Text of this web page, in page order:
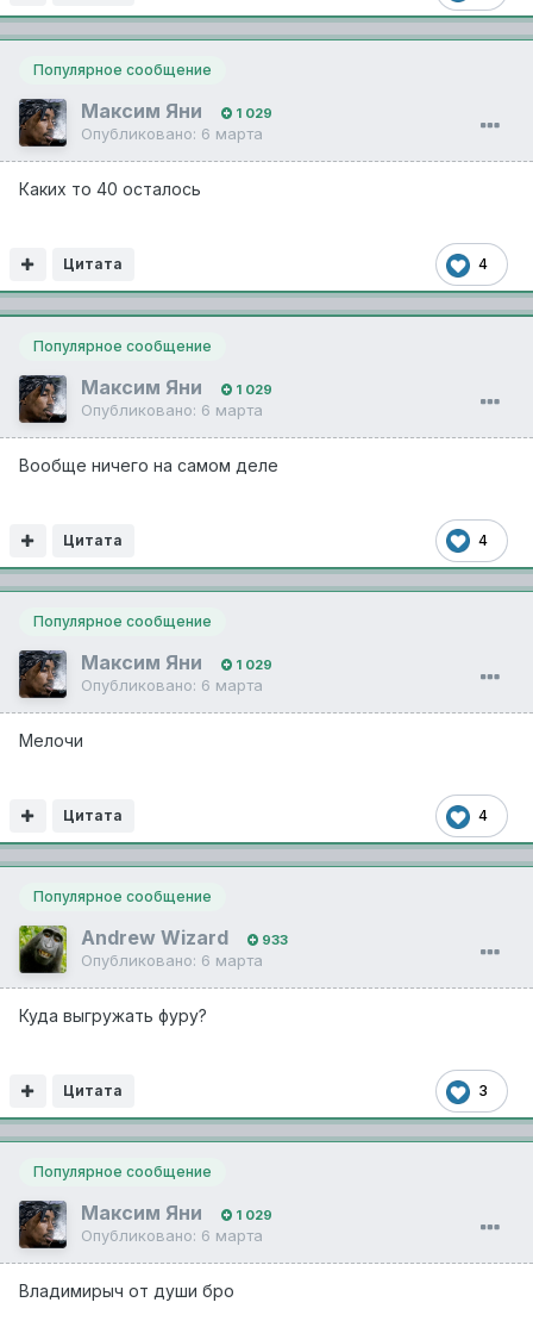
Популярное сообщение
Максим Яни 1 029
Опубликовано: 6 марта
Каких то 40 осталось
4
Цитата
Популярное сообщение
Максим Яни 1 029
Опубликовано: 6 марта
Вообще ничего на самом деле
4
Цитата
Популярное сообщение
Максим Яни 1 029
Опубликовано: 6 марта
Мелочи
4
Цитата
Популярное сообщение
Andrew Wizard 933
Опубликовано: 6 марта
Куда выгружать фуру?
3
Цитата
Популярное сообщение
Максим Яни 1 029
Опубликовано: 6 марта
Владимирыч от души бро